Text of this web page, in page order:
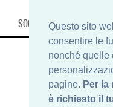
Questo sito
consentire le
nonché quelle
pagine. Per
è richiesto il
SOCIAL, INFO & SHOP